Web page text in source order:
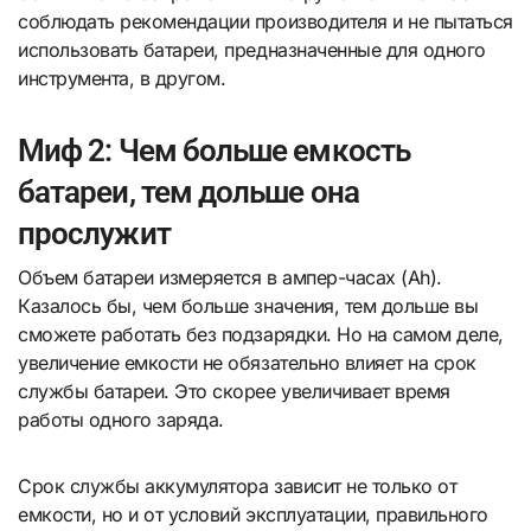
соблюдать рекомендации производителя и не пытаться
использовать батареи, предназначенные для одного
инструмента, в другом.
Миф 2: Чем больше емкость
батареи, тем дольше она
прослужит
Объем батареи измеряется в ампер-часах (Ah).
Казалось бы, чем больше значения, тем дольше вы
сможете работать без подзарядки. Но на самом деле,
увеличение емкости не обязательно влияет на срок
службы батареи. Это скорее увеличивает время
работы одного заряда.
Срок службы аккумулятора зависит не только от
емкости, но и от условий эксплуатации, правильного